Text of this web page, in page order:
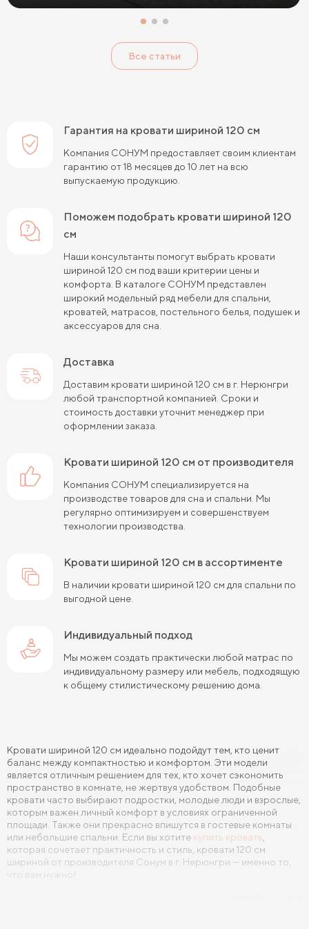
Кровати с мягким изголовьем Кровати светлых цветов
Кровати белого цвета
Кровати цвета графит Кровати желтого цвета
Кровати красного цвета Кровати оранжевого цвета
Кровати розового цвета Кровати серого цвета
Кровати синего цвета Кровати фиолетового цвета
Кровати черного цвета Кровати бежевого цвета
Кровати шириной 90 см
Кровати шириной 140 см Кровати шириной 160 см
Кровати шириной 180 см Кровати шириной 200 см
Кровати длиной 180 см
Кровати длиной 200 см
Кровати 80х180 см (для маленькой комнаты)
Кровати 90х180 см Кровати 120х180 см
Большие кровати Кровати 80х190 см
Кровати 140х190 см Кровати 160х190 см
Кровати 180х190 см Кровати 200х190 см
Кровати 160х200 см (Евро размер)
Кровати 180х200 см Кровати 200х200 см (Кинг Сайз)
Кровати с подъемным механизмом
Кровати для взрослых Кровати с ящиками
Кровати 160 х 200 с подъемным механизмом и ящиками
Все статьи
Гарантия на кровати шириной 120 см
Компания СОНУМ предоставляет своим клиентам
гарантию от 18 месяцев до 10 лет на всю
выпускаемую продукцию.
Поможем подобрать кровати шириной 120
см
Наши консультанты помогут выбрать кровати
шириной 120 см под ваши критерии цены и
комфорта. В каталоге СОНУМ представлен
широкий модельный ряд мебели для спальни,
кроватей, матрасов, постельного белья, подушек и
аксессуаров для сна.
Доставка
Доставим кровати шириной 120 см в г. Нерюнгри
любой транспортной компанией. Сроки и
стоимость доставки уточнит менеджер при
оформлении заказа.
кровати шириной 120 см от производителя
Компания СОНУМ специализируется на
производстве товаров для сна и спальни. Мы
регулярно оптимизируем и совершенствуем
технологии производства.
кровати шириной 120 см в ассортименте
В наличии кровати шириной 120 см для спальни по
выгодной цене.
Индивидуальный подход
Мы можем создать практически любой матрас по
индивидуальному размеру или мебель, подходящую
к общему стилистическому решению дома.
Кровати шириной 120 см идеально подойдут тем, кто ценит
баланс между компактностью и комфортом. Эти модели
является отличным решением для тех, кто хочет сэкономить
пространство в комнате, не жертвуя удобством. Подобные
кровати часто выбирают подростки, молодые люди и взрослые,
которым важен личный комфорт в условиях ограниченной
площади. Также они прекрасно впишутся в гостевые комнаты
или небольшие спальни. Если вы хотите купить кровать
которая сочетает практичность и стиль, кровати 120 см
шириной от производителя Сонум в г. Нерюнгри — именно то,
что вам нужно!